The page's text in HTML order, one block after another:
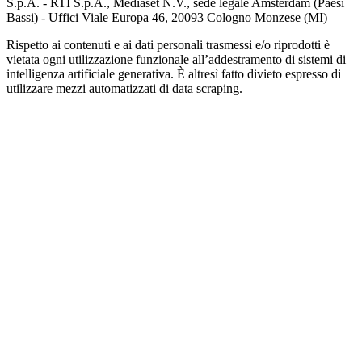
Bassi) - Uffici Viale Europa 46, 20093 Cologno Monzese (MI)
Rispetto ai contenuti e ai dati personali trasmessi e/o riprodotti è
vietata ogni utilizzazione funzionale all’addestramento di sistemi di
intelligenza artificiale generativa. È altresì fatto divieto espresso di
utilizzare mezzi automatizzati di data scraping.